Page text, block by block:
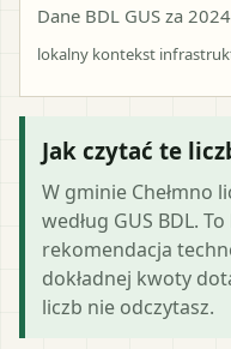
Dane BDL GUS za 2024
lokalny kontekst
Jak czytać te
W gminie Chełmno
według GUS BDL.
rekomendacja
dokładnej kwoty
liczb nie odczytasz.